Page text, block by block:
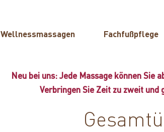
Wellnessmassagen Fachfußpflege
Neu bei uns: Jede Massage können Sie
Verbringen Sie Zeit zu zweit und